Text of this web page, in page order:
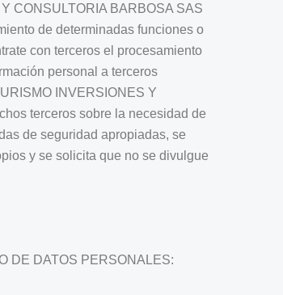
CONSULTORIA BARBOSA SAS
de determinadas funciones o
con terceros el procesamiento
personal a terceros
INVERSIONES Y
terceros sobre la necesidad de
de seguridad apropiadas, se
y se solicita que no se divulgue
DE DATOS PERSONALES: